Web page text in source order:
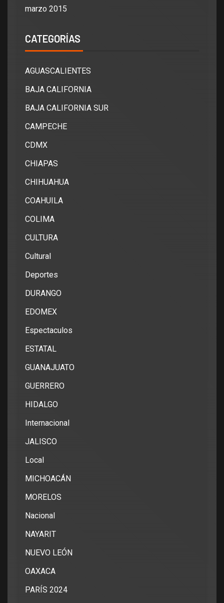
marzo 2015
CATEGORÍAS
AGUASCALIENTES
BAJA CALIFORNIA
BAJA CALIFORNIA SUR
CAMPECHE
CDMX
CHIAPAS
CHIHUAHUA
COAHUILA
COLIMA
CULTURA
Cultural
Deportes
DURANGO
EDOMEX
Espectaculos
ESTATAL
GUANAJUATO
GUERRERO
HIDALGO
Internacional
JALISCO
Local
MICHOACÁN
MORELOS
Nacional
NAYARIT
NUEVO LEÓN
OAXACA
PARÍS 2024